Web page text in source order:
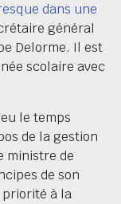
dans une
général
Delorme. Il est
scolaire avec
le temps
de la gestion
ministre de
de son
à la